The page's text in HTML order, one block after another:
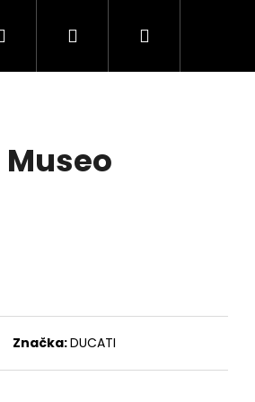
Doplňky a předměty
Hledat PřihlášeníNákupní
Značka:DUCATI